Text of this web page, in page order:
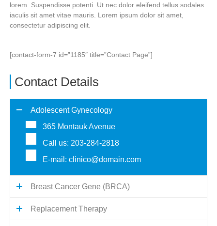
lorem. Suspendisse potenti. Ut nec dolor eleifend tellus sodales
iaculis sit amet vitae mauris. Lorem ipsum dolor sit amet,
consectetur adipiscing elit.
[contact-form-7 id=”1185″ title=”Contact Page”]
Contact Details
Adolescent Gynecology
365 Montauk Avenue
Call us: 203-284-2818
E-mail: clinico@domain.com
Breast Cancer Gene (BRCA)
Replacement Therapy